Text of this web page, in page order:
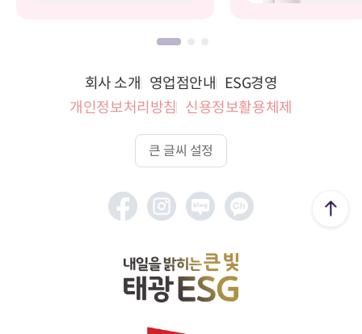
회사 소개 영업점안내 ESG경영
개인정보처리방침 신용정보활용체제
큰 글씨 설정